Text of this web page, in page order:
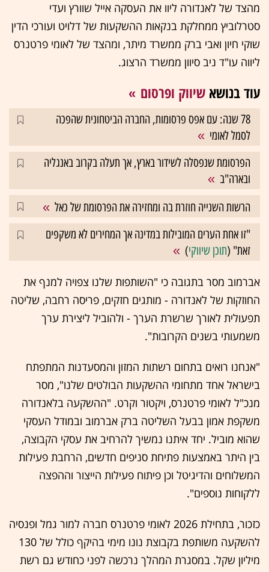
מהצד של לאנדורה ליוו את העסקה אייל שוורץ ועדי
סטרלוביץ ממחלקת בנקאות ההשקעות של דלויט ועורכי הדין
שוקי חיון ואבי ברק ממשרד מיתר, ומהצד של לאומי פרטנרס
ליווה עו"ד ניב סיוון ממשרד הרצוג.
עוד בנושא שיווק ופרסום
78 שנה: עם אפס פרסומות, החברה הביטחונית שהפכה
לסמל לאומי
הפרסומת שנפסלה לשידור בארץ, אך תעלה בקרוב באנגליה
ובארה"ב
הרשות השנייה חוזרת בה ומחזירה את הפרסומת של כאל
"זו אחת הערים המובילות במדינה אך המחירים לא משקפים
זאת" (תוכן שיווקי)
אברמוב מסר בתגובה כי "השותפות שלנו צפויה למנף את
החוזקות של לאנדורה - מותגים חזקים, פריסה רחבה, שליטה
תפעולית לאורך שרשרת הערך - ולהוביל ליצירת ערך
משמעותי בשנים הקרובות".
"אנחנו רואים בתחום רשתות המזון והמסעדנות המתפתח
בישראל אחד מתחומי ההשקעות הבולטים שלנו", מסר
מנכ"ל לאומי פרטנרס, ויקטור וקרט. "ההשקעה בלאנדורה
משקפת אמון בבעל השליטה ברק אברמוב ובמודל העסקי
שהוא מוביל. יחד איתנו נמשיך להרחיב את עסקי הקבוצה,
בין היתר באמצעות פתיחת סניפים חדשים, הרחבת פעילות
המשלוחים והדיגיטל וכן פיתוח פעילות הייצור וההפצה
ללקוחות נוספים".
כזכור, בתחילת 2026 לאומי פרטנרס חברה למור גמל ופנסיה
להשקעה משותפת בקבוצת נונו מימי בהיקף כולל של 130
מיליון שקל. במסגרת המהלך נרכשה לפני כחודש גם רשת